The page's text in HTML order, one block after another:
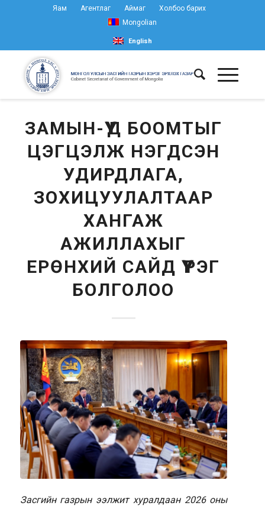
Яам Агентлаг Аймаг
Холбоо барих
Mongolian
English
ЗАМЫН-ҮҮД БООМТЫГ
ЦЭГЦЭЛЖ НЭГДСЭН
УДИРДЛАГА,
ЗОХИЦУУЛАЛТААР
ХАНГАЖ
АЖИЛЛАХЫГ
ЕРӨНХИЙ САЙД ҮҮРЭГ
БОЛГОЛОО
Засгийн газрын ээлжит хуралдаан 2026 оны